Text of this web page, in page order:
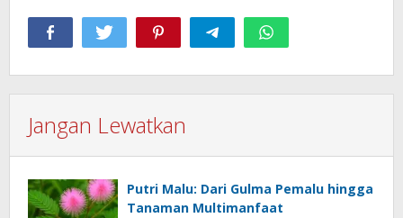
Jangan Lewatkan
Putri Malu: Dari Gulma Pemalu hingga
Tanaman Multimanfaat